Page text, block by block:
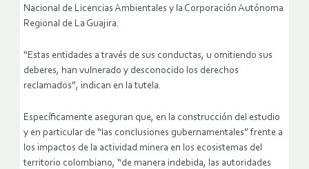
Nacional de Licencias Ambientales y la Corporación Autónoma
Regional de La Guajira.
“Estas entidades a través de sus conductas, u omitiendo sus
deberes, han vulnerado y desconocido los derechos
reclamados”, indican en la tutela.
Específicamente aseguran que, en la construcción del estudio
y en particular de “las conclusiones gubernamentales” frente a
los impactos de la actividad minera en los ecosistemas del
territorio colombiano, “de manera indebida, las autoridades